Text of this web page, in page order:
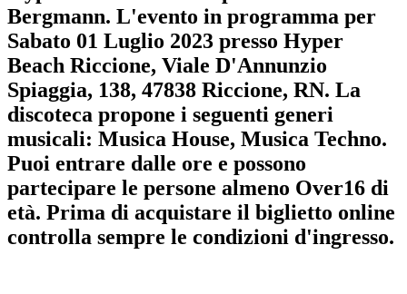
Bergmann. L'evento in programma per
Sabato 01 Luglio 2023 presso Hyper
Beach Riccione, Viale D'Annunzio
Spiaggia, 138, 47838 Riccione, RN. La
discoteca propone i seguenti generi
musicali: Musica House, Musica Techno.
Puoi entrare dalle ore e possono
partecipare le persone almeno Over16 di
età. Prima di acquistare il biglietto online
controlla sempre le condizioni d'ingresso.